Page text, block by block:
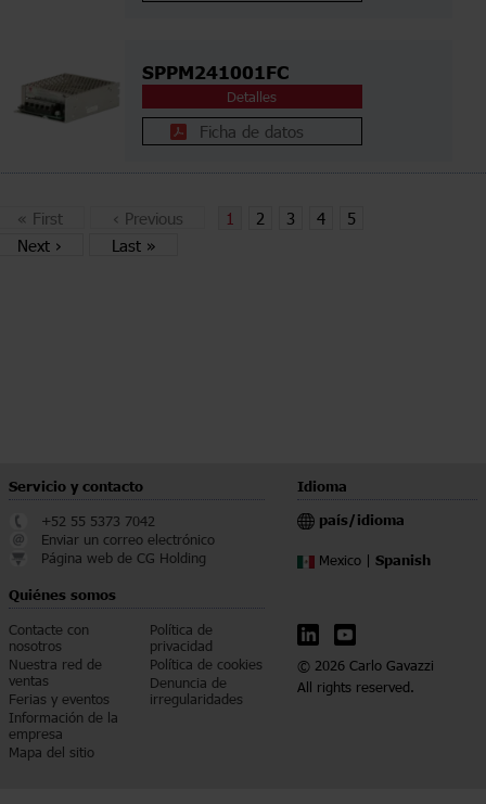
SPPM241001FC
Detalles
Ficha de datos
« First ‹ Previous 1 2 3 4
5
Next › Last »
Servicio y contacto
+52 55 5373 7042
Enviar un correo electrónico
Página web de CG Holding
Quiénes somos
Contacte con
nosotros
Nuestra red de
ventas
Ferias y eventos
Información de la
empresa
Mapa del sitio
Política de
privacidad
Política de cookies
Denuncia de
irregularidades
Idioma
país/idioma
Mexico | Spanish
© 2026 Carlo Gavazzi
All rights reserved.